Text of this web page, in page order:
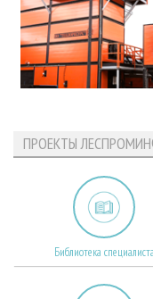
ПРОЕКТЫ
Библиотека специалиста